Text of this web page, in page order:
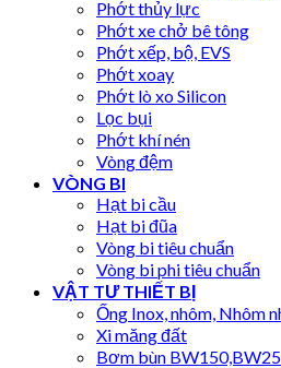
Phớt thủy lực
Phớt xe chở bê tông
Phớt xếp, bộ, EVS
Phớt xoay
Phớt lò xo Silicon
Lọc bụi
Phớt khí nén
Vòng đệm
VÒNG BI
Hạt bi cầu
Hạt bi đũa
Vòng bi tiêu chuẩn
Vòng bi phi tiêu chuẩn
VẬT TƯ THIẾT BỊ
Ống Inox, nhôm, Nhôm
Xi măng đất
Bơm bùn